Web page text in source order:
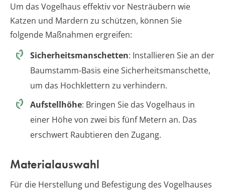
Um das Vogelhaus effektiv vor Nesträubern wie
Katzen und Mardern zu schützen, können Sie
folgende Maßnahmen ergreifen:
Sicherheitsmanschetten: Installieren Sie an der
Baumstamm-Basis eine Sicherheitsmanschette,
um das Hochklettern zu verhindern.
Aufstellhöhe: Bringen Sie das Vogelhaus in
einer Höhe von zwei bis fünf Metern an. Das
erschwert Raubtieren den Zugang.
Materialauswahl
Für die Herstellung und Befestigung des Vogelhauses